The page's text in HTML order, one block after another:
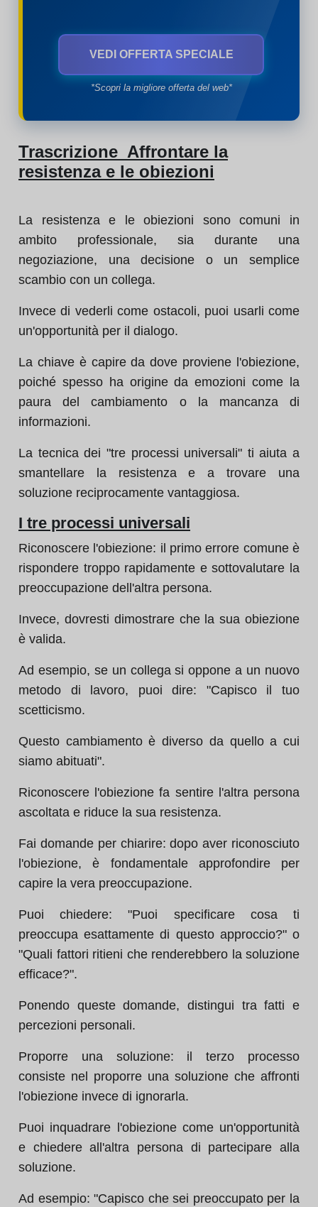
VEDI OFFERTA SPECIALE
*Scopri la migliore offerta del web*
Trascrizione Affrontare la
resistenza e le obiezioni
La resistenza e le obiezioni sono comuni in
ambito professionale, sia durante una
negoziazione, una decisione o un semplice
scambio con un collega.
Invece di vederli come ostacoli, puoi usarli come
un'opportunità per il dialogo.
La chiave è capire da dove proviene l'obiezione,
poiché spesso ha origine da emozioni come la
paura del cambiamento o la mancanza di
informazioni.
La tecnica dei "tre processi universali" ti aiuta a
smantellare la resistenza e a trovare una
soluzione reciprocamente vantaggiosa.
I tre processi universali
Riconoscere l'obiezione: il primo errore comune è
rispondere troppo rapidamente e sottovalutare la
preoccupazione dell'altra persona.
Invece, dovresti dimostrare che la sua obiezione
è valida.
Ad esempio, se un collega si oppone a un nuovo
metodo di lavoro, puoi dire: "Capisco il tuo
scetticismo.
Questo cambiamento è diverso da quello a cui
siamo abituati".
Riconoscere l'obiezione fa sentire l'altra persona
ascoltata e riduce la sua resistenza.
Fai domande per chiarire: dopo aver riconosciuto
l'obiezione, è fondamentale approfondire per
capire la vera preoccupazione.
Puoi chiedere: "Puoi specificare cosa ti
preoccupa esattamente di questo approccio?" o
"Quali fattori ritieni che renderebbero la soluzione
efficace?".
Ponendo queste domande, distingui tra fatti e
percezioni personali.
Proporre una soluzione: il terzo processo
consiste nel proporre una soluzione che affronti
l'obiezione invece di ignorarla.
Puoi inquadrare l'obiezione come un'opportunità
e chiedere all'altra persona di partecipare alla
soluzione.
Ad esempio: "Capisco che sei preoccupato per la